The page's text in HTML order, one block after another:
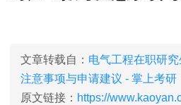
MPA公共管理
院校库 考试报名 招生政策
文章转载自： 电气工程在职研
注意事项与申请建议 - 掌上考研
原文链接： https://